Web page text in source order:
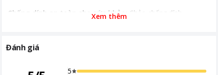
Chống dính an toàn cho sức khỏe: Chảo chống dính
sức khỏe. Nhờ lớp chống dính vượt trội
ránkhông cần (rất ít) dầu ăn
Sản phẩm được phủ chống dính cả trong và ngoài giúp bạn dễ
Xem thêm
Đánh giá
5